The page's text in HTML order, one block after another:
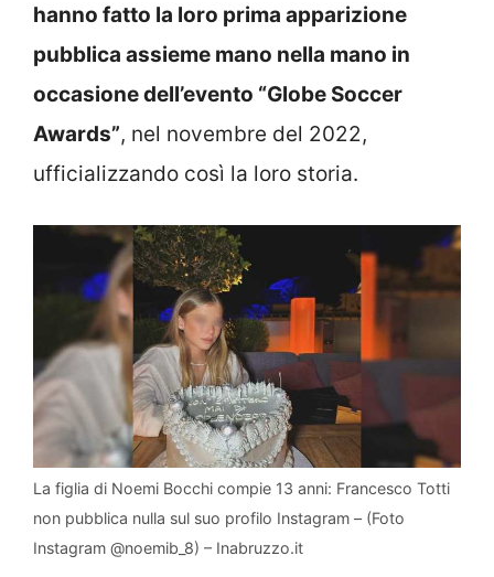
hanno fatto la loro prima apparizione
pubblica assieme mano nella mano in
occasione dell’evento “Globe Soccer
Awards”, nel novembre del 2022,
ufficializzando così la loro storia.
La figlia di Noemi Bocchi compie 13 anni: Francesco Totti
non pubblica nulla sul suo profilo Instagram – (Foto
Instagram @noemib_8) – Inabruzzo.it